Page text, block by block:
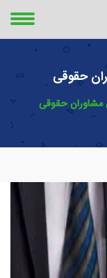
حقوقی
مشاوران حقوقی